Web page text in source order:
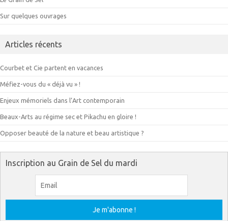
Sur quelques ouvrages
Articles récents
Courbet et Cie partent en vacances
Méfiez-vous du « déjà vu » !
Enjeux mémoriels dans l’Art contemporain
Beaux-Arts au régime sec et Pikachu en gloire !
Opposer beauté de la nature et beau artistique ?
Inscription au Grain de Sel du mardi